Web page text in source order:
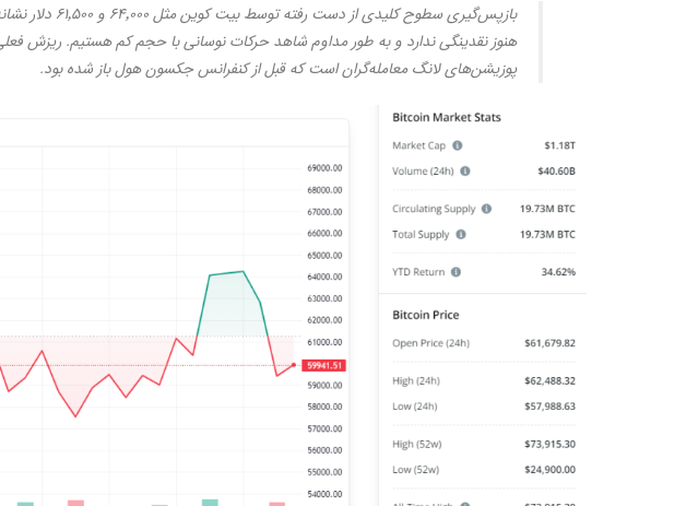
بازپس‌گیری سطوح
هنوز نقدینگی ندارد و به طور مداوم شاهد حرکات نوسانی با حجم کم هستیم. ریزش
پوزیشن‌های لانگ معامله‌گران است که قبل از کنفرانس جکسون هول باز شده بود.